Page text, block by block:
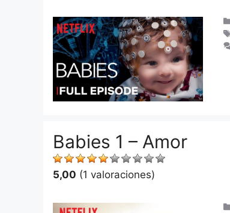
Babies 1 – Amor
5,00 (1 valoraciones)